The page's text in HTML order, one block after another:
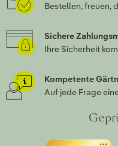
Bestellen, freuen,
Sichere
Ihre Sicherheit
Kompetente
Auf jede Frage